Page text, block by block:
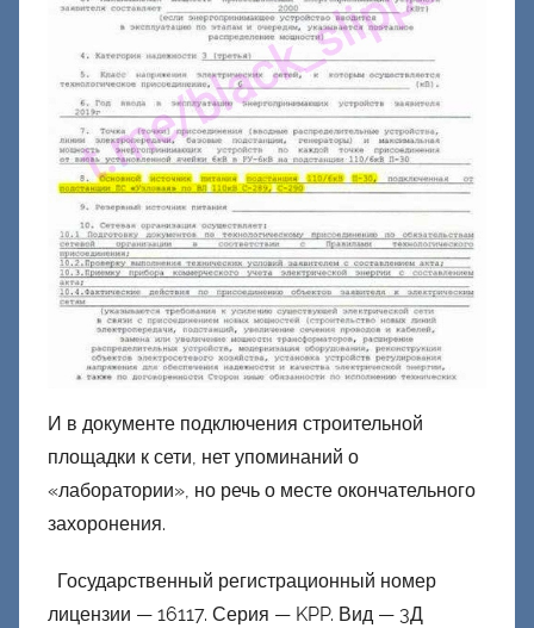
И в документе подключения строительной
площадки к сети, нет упоминаний о
«лаборатории», но речь о месте окончательного
захоронения.
Государственный регистрационный номер
лицензии — 16117. Серия — KPP. Вид — 3Д